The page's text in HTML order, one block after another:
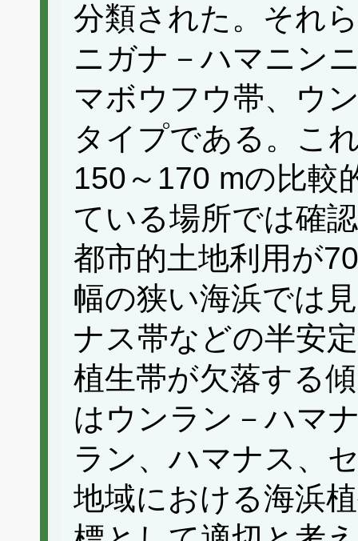
分類された。それ
ニガナ－ハマニン
マボウフウ帯、ウ
タイプである。こ
150～170 mの比較
ている場所では確
都市的土地利用が
幅の狭い海浜では
ナス帯などの半安
植生帯が欠落する
はウンラン－ハマ
ラン、ハマナス、
地域における海浜